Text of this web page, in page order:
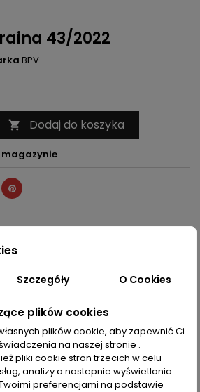
43/2022
BPV
 Dodaj do koszyka
magazynie
Szczegóły O Cookies
plików cookies
plików cookie, aby zapewnić Ci
na naszej stronie .
pliki cookie stron trzecich w celu
analizy a nastepnie wyświetlania
preferencjami na podstawie